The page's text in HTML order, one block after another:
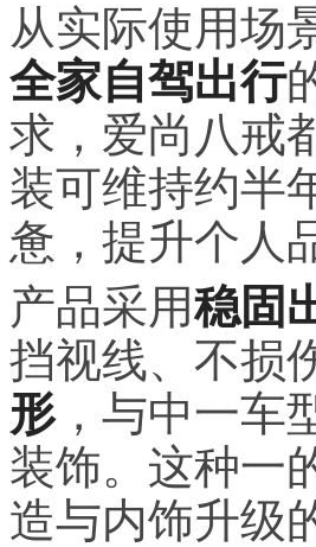
从实际使用场
全家自驾出行
求，爱尚八戒
装可维持约半
惫，提升个人
产品采用稳固
挡视线、不损
形，与中一车
装饰。这种一
造与内饰升级